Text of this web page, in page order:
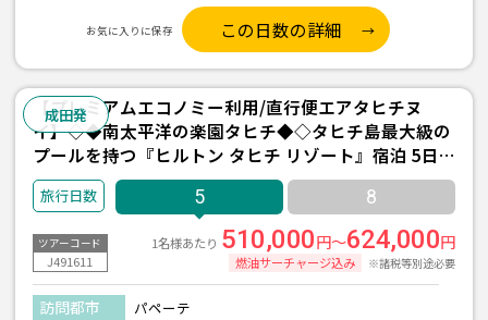
お気に入りに保存 この日数の詳細
成田発
【プレミアムエコノミー利用/直行便エアタヒチヌ
イ】◇◆南太平洋の楽園タヒチ◆◇タヒチ島最大級の
プールを持つ『ヒルトン タヒチ リゾート』宿泊 5日
間 ＜往復送迎付き＞
5 8
ツアーコード
J491611
1名様あたり 510,000円～624,000円
燃油サーチャージ込み ※諸税等別途必要
訪問都市 パペーテ